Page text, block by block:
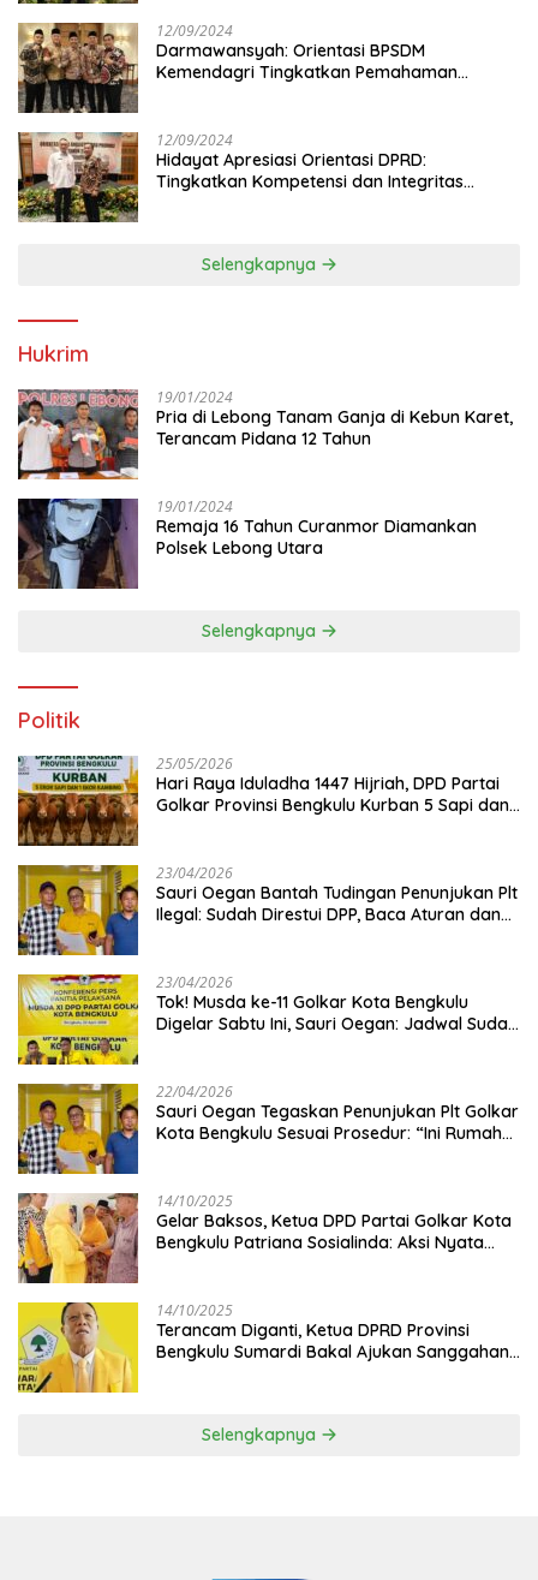
12/09/2024
Darmawansyah: Orientasi BPSDM
Kemendagri Tingkatkan Pemahaman
12/09/2024
Hidayat Apresiasi Orientasi DPRD:
Tingkatkan Kompetensi dan Integritas
Selengkapnya
Hukrim
19/01/2024
Pria di Lebong Tanam Ganja di Kebun Karet,
Terancam Pidana 12 Tahun
19/01/2024
Remaja 16 Tahun Curanmor Diamankan
Polsek Lebong Utara
Selengkapnya
Politik
25/05/2026
Hari Raya Iduladha 1447 Hijriah, DPD Partai
Golkar Provinsi Bengkulu Kurban 5 Sapi dan 1
23/04/2026
Sauri Oegan Bantah Tudingan Penunjukan Plt
Ilegal: Sudah Direstui DPP, Baca Aturan dan
23/04/2026
‎Tok! Musda ke-11 Golkar Kota Bengkulu
Digelar Sabtu Ini, Sauri Oegan: Jadwal Sudah
22/04/2026
Sauri Oegan Tegaskan Penunjukan Plt Golkar
Kota Bengkulu Sesuai Prosedur: “Ini Rumah
14/10/2025
‎Gelar Baksos, Ketua DPD Partai Golkar Kota
Bengkulu Patriana Sosialinda: Aksi Nyata
14/10/2025
Terancam Diganti, Ketua DPRD Provinsi
Bengkulu Sumardi Bakal Ajukan Sanggahan
Selengkapnya